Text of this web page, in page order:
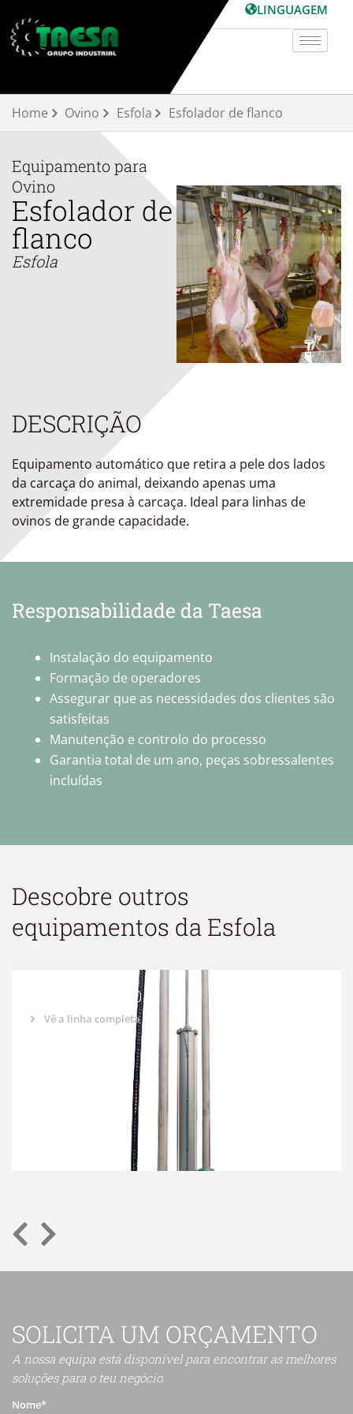
to
content
LINGUAGEM
Home Ovino Esfola Esfolador de flanco
Equipamento para
Ovino
Esfolador de
flanco
Esfola
DESCRIÇÃO
Equipamento automático que retira a pele dos lados
da carcaça do animal, deixando apenas uma
extremidade presa à carcaça. Ideal para linhas de
ovinos de grande capacidade.
Responsabilidade da Taesa
Instalação do equipamento
Formação de operadores
Assegurar que as necessidades dos clientes são
satisfeitas
Manutenção e controlo do processo
Garantia total de um ano, peças sobressalentes
incluídas
Descobre outros
equipamentos da Esfola
SKINNER O-100
Vê a linha completa
SOLICITA UM ORÇAMENTO
A nossa equipa está disponível para encontrar as melhores
soluções para o teu negócio.
Nome*